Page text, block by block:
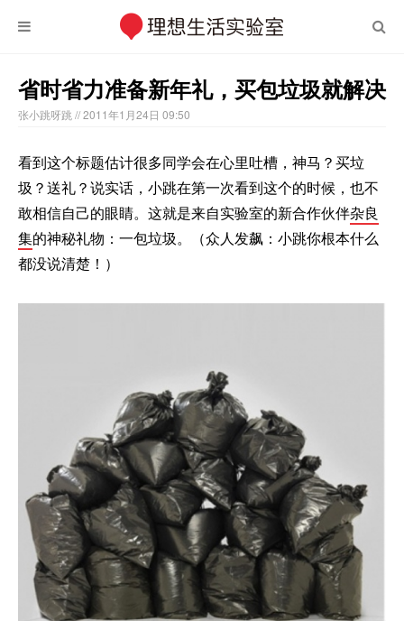
省时省力准备新年礼，买包垃圾就解决
张小跳呀跳 // 2011年1月24日 09:50
看到这个标题估计很多同学会在心里吐槽，神马？买垃
圾？送礼？说实话，小跳在第一次看到这个的时候，也不
敢相信自己的眼睛。这就是来自实验室的新合作伙伴杂良
集的神秘礼物：一包垃圾。（众人发飙：小跳你根本什么
都没说清楚！）